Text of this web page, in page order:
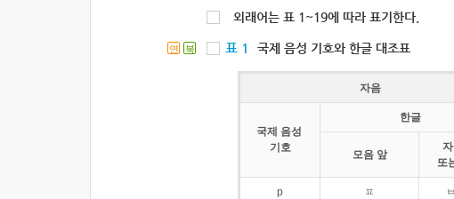
외래어는 표 1~19에 따라 표기한다.
연 북 표 1 국제 음성 기호와 한글 대조표
자음
국제 음성
기호
한글
모음 앞
또
p ㅍ